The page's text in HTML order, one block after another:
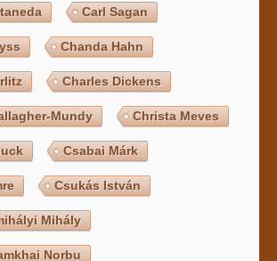
Carl Sagan
Chanda Hahn
Charles Dickens
Mundy Christa Meves
Csabai Márk
Csukás István
Mihály
Norbu